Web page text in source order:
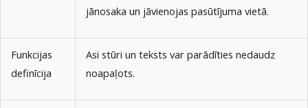
jānosaka un jāvienojas pasūtījuma vietā.
Funkcijas
definīcija
Asi stūri un teksts var parādīties nedaudz
noapaļots.